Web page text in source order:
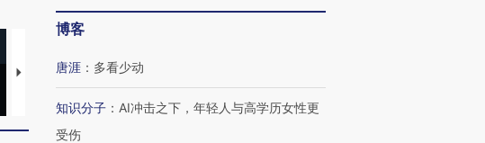
视线｜HYROX的吸金
术：是什么让中产们甘
心“花钱找虐”？
粒摇头丸 尿检体内含3种
毒品
度Z世代 用街头抗争将教
育部长拱下台
博客
唐涯 ： 多看少动
知识分子 ： AI冲击之下，年轻人与高学历女性更
受伤